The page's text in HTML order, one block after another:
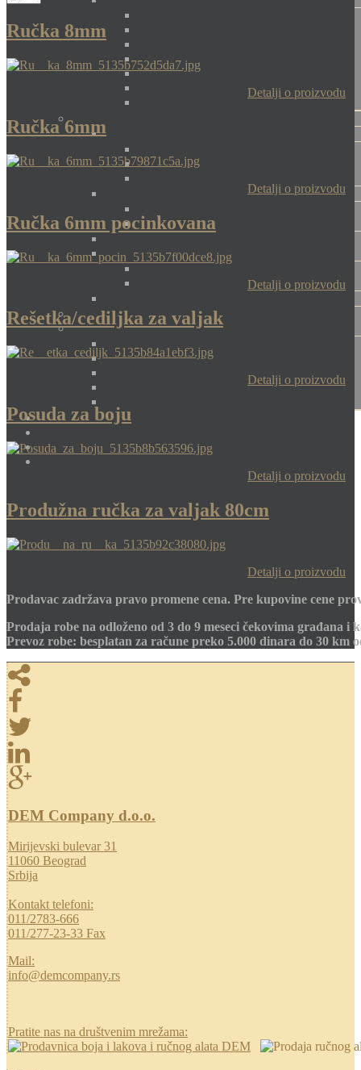
Ručka 8mm
Detalji o proizvodu
Ručka 6mm
Detalji o proizvodu
Ručka 6mm pocinkovana
Detalji o proizvodu
Rešetka/cediljka za valjak
Detalji o proizvodu
Posuda za boju
Detalji o proizvodu
Produžna ručka za valjak 80cm
Detalji o proizvodu
Prodavac zadržava pravo promene cena. Pre kupovine cene
Prodaja robe na odloženo od 3 do 9 meseci čekovima građana i
Prevoz robe: besplatan za račune preko 5.000 dinara do 30 km
DEM Company d.o.o.
Mirijevski bulevar 31
11060 Beograd
Srbija
Kontakt telefoni:
011/2783-666
011/277-23-33 Fax
Mail:
info@demcompany.rs
Pratite nas na društvenim mrežama: